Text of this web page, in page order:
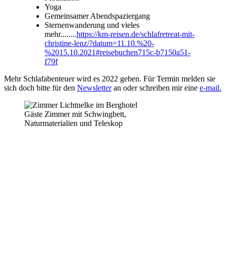
Yoga
Gemeinsamer Abendspaziergang
Sternenwanderung und vieles
mehr........https://km-reisen.de/schlafretreat-mit-
christine-lenz/?datum=11.10.%20-
%2015.10.2021#reisebuchen715c-b7150a51-
f79f
Mehr Schlafabenteuer wird es 2022 geben. Für Termin melden sie
sich doch bitte für den Newsletteran oder schreiben mir eine e-mail.
Gäste Zimmer mit Schwingbett,
Naturmaterialien und Teleskop